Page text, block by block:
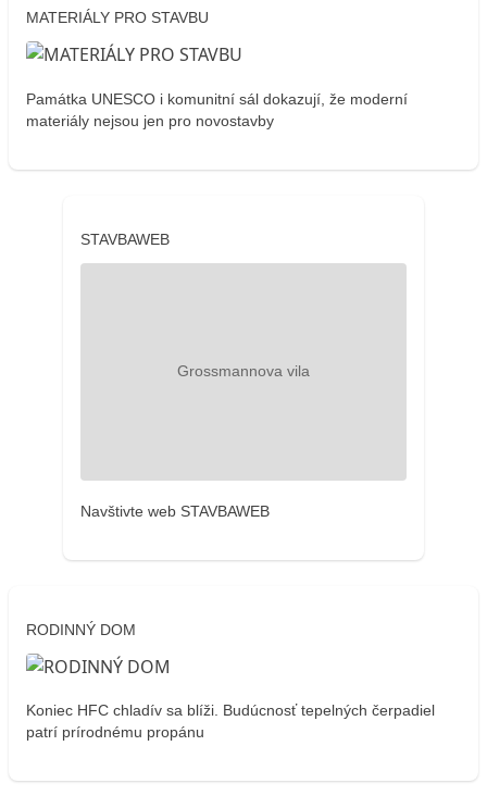
MATERIÁLY PRO STAVBU
Památka UNESCO i komunitní sál dokazují, že moderní
materiály nejsou jen pro novostavby
STAVBAWEB
Navštivte web STAVBAWEB
RODINNÝ DOM
Koniec HFC chladív sa blíži. Budúcnosť tepelných čerpadiel
patrí prírodnému propánu